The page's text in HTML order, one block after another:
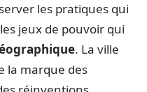
les pratiques qui
jeux de pouvoir qui
. La ville
la marque des